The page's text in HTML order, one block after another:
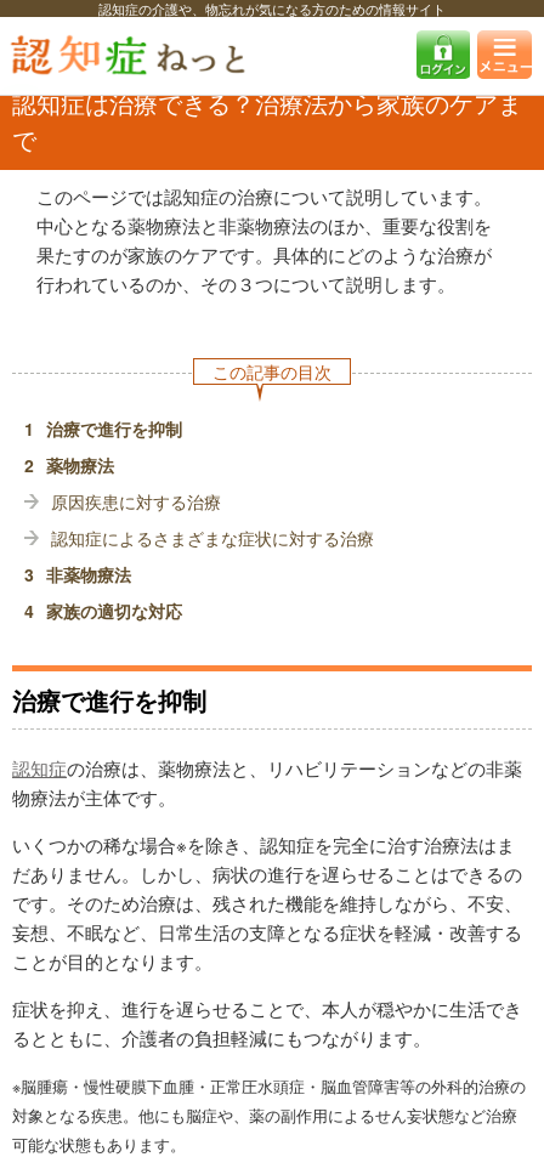
認知症の介護や、物忘れが気になる方のための情報サイト
認知症ねっと 認知症を知る 認知症・MCIの基礎知識
認知症は治療で
きる？治療法から家族のケアまで
認知症は治療できる？治療法から家族のケアま
で
このページでは認知症の治療について説明しています。
中心となる薬物療法と非薬物療法のほか、重要な役割を
果たすのが家族のケアです。具体的にどのような治療が
行われているのか、その３つについて説明します。
この記事の目次
治療で進行を抑制
薬物療法
原因疾患に対する治療
認知症によるさまざまな症状に対する治療
非薬物療法
家族の適切な対応
治療で進行を抑制
認知症の治療は、薬物療法と、リハビリテーションなどの非薬
物療法が主体です。
いくつかの稀な場合※を除き、認知症を完全に治す治療法はま
だありません。しかし、病状の進行を遅らせることはできるの
です。そのため治療は、残された機能を維持しながら、不安、
妄想、不眠など、日常生活の支障となる症状を軽減・改善する
ことが目的となります。
症状を抑え、進行を遅らせることで、本人が穏やかに生活でき
るとともに、介護者の負担軽減にもつながります。
※脳腫瘍・慢性硬膜下血腫・正常圧水頭症・脳血管障害等の外科的治療の
対象となる疾患。他にも脳症や、薬の副作用によるせん妄状態など治療
可能な状態もあります。